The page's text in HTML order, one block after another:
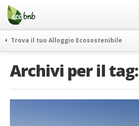
Menu
Salta
contenuto
Offerte Speciali
Regali
FAQ
Trova il tuo Alloggio Ecosostenibile
itinerari
vivere e viaggiare verde
Archivi per il tag: